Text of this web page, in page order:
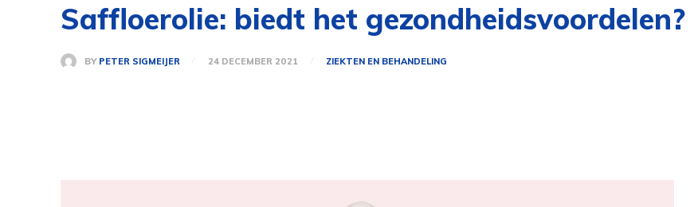
Saffloerolie: biedt het gezondheidsvoordelen?
BY PETER SIGMEIJER 24 DECEMBER 2021 ZIEKTEN EN BEHANDELING